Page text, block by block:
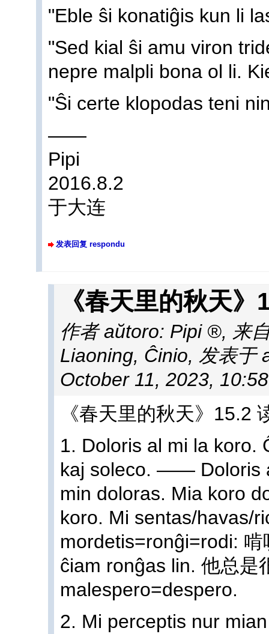
"Eble ŝi konatiĝis kun li
"Sed kial ŝi amu viron
nepre malpli bona ol li.
"Ŝi certe klopodas teni
——
Pipi
2016.8.2
于大连
发表回复 respondu
《春天里的秋天
作者 aŭtoro: Pipi , 来
Liaoning, Ĉinio, 发表于
October 11, 2023,
《春天里的秋天》15.2
1. Doloris al mi la koro.
kaj soleco. —— Doloris
min doloras. Mia koro
koro. Mi sentas/havas/
mordetis=ronĝi=rodi:
ĉiam ronĝas lin. 他总是
malespero=despero.
2. Mi perceptis nur